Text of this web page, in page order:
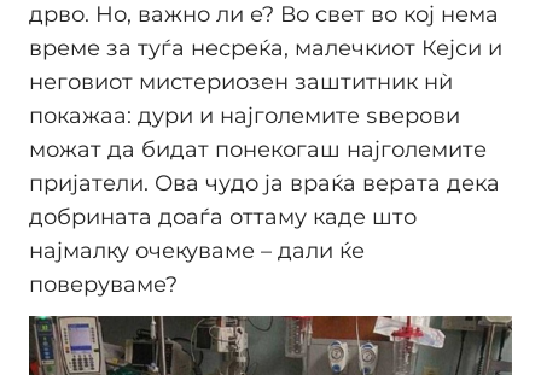
дрво. Но, важно ли е? Во свет во кој нема
време за туѓа несреќа, малечкиот Кејси и
неговиот мистериозен заштитник нѝ
покажаа: дури и најголемите ѕверови
можат да бидат понекогаш најголемите
пријатели. Ова чудо ја враќа верата дека
добрината доаѓа оттаму каде што
најмалку очекуваме – дали ќе
поверуваме?